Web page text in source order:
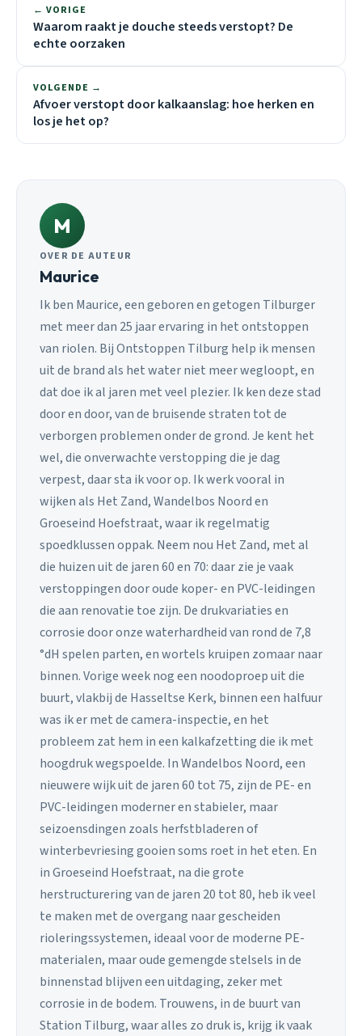
← VORIGE
Waarom raakt je douche steeds verstopt? De
echte oorzaken
VOLGENDE →
Afvoer verstopt door kalkaanslag: hoe herken en
los je het op?
M
OVER DE AUTEUR
Maurice
Ik ben Maurice, een geboren en getogen Tilburger
met meer dan 25 jaar ervaring in het ontstoppen
van riolen. Bij Ontstoppen Tilburg help ik mensen
uit de brand als het water niet meer wegloopt, en
dat doe ik al jaren met veel plezier. Ik ken deze stad
door en door, van de bruisende straten tot de
verborgen problemen onder de grond. Je kent het
wel, die onverwachte verstopping die je dag
verpest, daar sta ik voor op. Ik werk vooral in
wijken als Het Zand, Wandelbos Noord en
Groeseind Hoefstraat, waar ik regelmatig
spoedklussen oppak. Neem nou Het Zand, met al
die huizen uit de jaren 60 en 70: daar zie je vaak
verstoppingen door oude koper- en PVC-leidingen
die aan renovatie toe zijn. De drukvariaties en
corrosie door onze waterhardheid van rond de 7,8
°dH spelen parten, en wortels kruipen zomaar naar
binnen. Vorige week nog een noodoproep uit die
buurt, vlakbij de Hasseltse Kerk, binnen een halfuur
was ik er met de camera-inspectie, en het
probleem zat hem in een kalkafzetting die ik met
hoogdruk wegspoelde. In Wandelbos Noord, een
nieuwere wijk uit de jaren 60 tot 75, zijn de PE- en
PVC-leidingen moderner en stabieler, maar
seizoensdingen zoals herfstbladeren of
winterbevriesing gooien soms roet in het eten. En
in Groeseind Hoefstraat, na die grote
herstructurering van de jaren 20 tot 80, heb ik veel
te maken met de overgang naar gescheiden
rioleringssystemen, ideaal voor de moderne PE-
materialen, maar oude gemengde stelsels in de
binnenstad blijven een uitdaging, zeker met
corrosie in de bodem. Trouwens, in de buurt van
Station Tilburg, waar alles zo druk is, krijg ik vaak